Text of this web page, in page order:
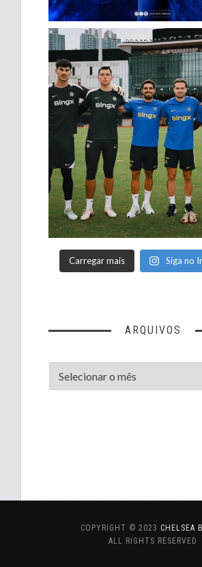
Carregar mais Siga no
ARQUIVOS
COPYRIGHT © 2023 CHELSEA
ALL RIGHTS RESERVED